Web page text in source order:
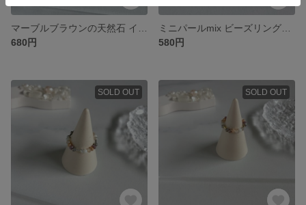
680円
580円
SOLD OUT SOLD OUT